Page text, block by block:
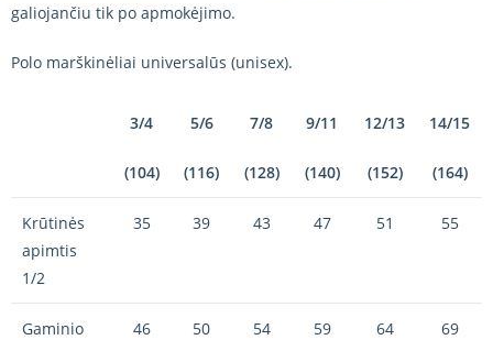
galiojančiu tik po apmokėjimo.
Polo marškinėliai universalūs (unisex).
3/4
(104)
5/6
(116)
7/8
(128)
9/11
(140)
12/13
(152)
14/15
(164)
Krūtinės
apimtis
1/2
35 39 43 47 51 55
Gaminio
46 50 54 59 64 69